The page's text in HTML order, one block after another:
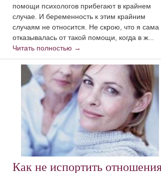
помощи психологов прибегают в крайнем
случае. И беременность к этим крайним
случаям не относится. Не скрою, что я сама
отказывалась от такой помощи, когда в ж...
Читать полностью →
Как не испортить